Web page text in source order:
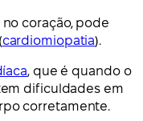
coração, pode
cardiomiopatia).
, que é quando o
dificuldades em
corretamente.